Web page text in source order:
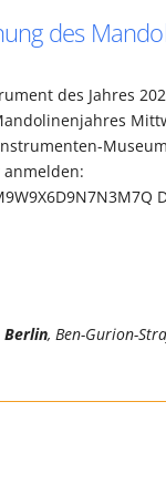
des
des Jahres
Berlin, Ben-Gurion-